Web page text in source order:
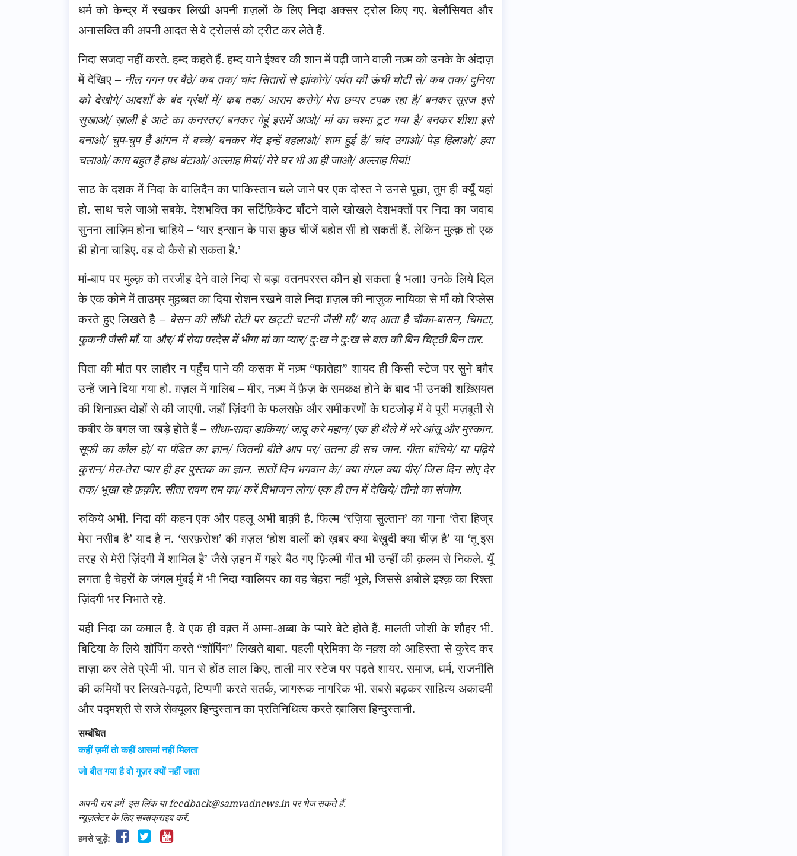
धर्म को केन्द्र में रखकर लिखी अपनी ग़ज़लों के लिए निदा अक्सर ट्रोल किए गए. बेलौसियत और
अनासक्ति की अपनी आदत से वे ट्रोलर्स को ट्रीट कर लेते हैं.
निदा सजदा नहीं करते. हम्द कहते हैं. हम्द याने ईश्वर की शान में पढ़ी जाने वाली नज़्म को उनके के अंदाज़
में देखिए – नील गगन पर बैठे/ कब तक/ चांद सितारों से झांकोगे/ पर्वत की ऊंची चोटी से/ कब तक/ दुनिया
को देखोगे/ आदर्शों के बंद ग्रंथों में/ कब तक/ आराम करोगे/ मेरा छप्पर टपक रहा है/ बनकर सूरज इसे
सुखाओ/ ख़ाली है आटे का कनस्तर/ बनकर गेहूं इसमें आओ/ मां का चश्मा टूट गया है/ बनकर शीशा इसे
बनाओ/ चुप-चुप हैं आंगन में बच्चे/ बनकर गेंद इन्हें बहलाओ/ शाम हुई है/ चांद उगाओ/ पेड़ हिलाओ/ हवा
चलाओ/ काम बहुत है हाथ बंटाओ/ अल्लाह मियां/ मेरे घर भी आ ही जाओ/ अल्लाह मियां!
साठ के दशक में निदा के वालिदैन का पाकिस्तान चले जाने पर एक दोस्त ने उनसे पूछा, तुम ही क्यूँ यहां
हो. साथ चले जाओ सबके. देशभक्ति का सर्टिफ़िकेट बाँटने वाले खोखले देशभक्तों पर निदा का जवाब
सुनना लाज़िम होना चाहिये – ‘यार इन्सान के पास कुछ चीजें बहोत सी हो सकती हैं. लेकिन मुल्क़ तो एक
ही होना चाहिए. वह दो कैसे हो सकता है.’
मां-बाप पर मुल्क़ को तरजीह देने वाले निदा से बड़ा वतनपरस्त कौन हो सकता है भला! उनके लिये दिल
के एक कोने में ताउम्र मुहब्बत का दिया रोशन रखने वाले निदा ग़ज़ल की नाज़ुक नायिका से माँ को रिप्लेस
करते हुए लिखते है – बेसन की सौंधी रोटी पर खट्टी चटनी जैसी माँ/ याद आता है चौका-बासन, चिमटा,
फुकनी जैसी माँ. या और/ मैं रोया परदेस में भीगा मां का प्यार/ दुःख ने दुःख से बात की बिन चिट्ठी बिन तार.
पिता की मौत पर लाहौर न पहुँच पाने की कसक में नज़्म “फातेहा” शायद ही किसी स्टेज पर सुने बग़ैर
उन्हें जाने दिया गया हो. ग़ज़ल में गालिब – मीर, नज़्म में फ़ैज़ के समकक्ष होने के बाद भी उनकी शख़्सियत
की शिनाख़्त दोहों से की जाएगी. जहाँ ज़िंदगी के फलसफ़े और समीकरणों के घटजोड़ में वे पूरी मज़बूती से
कबीर के बगल जा खड़े होते हैं – सीधा-सादा डाकिया/ जादू करे महान/ एक ही थैले में भरे आंसू और मुस्कान.
सूफी का कौल हो/ या पंडित का ज्ञान/ जितनी बीते आप पर/ उतना ही सच जान. गीता बांचिये/ या पढ़िये
कुरान/ मेरा-तेरा प्यार ही हर पुस्तक का ज्ञान. सातों दिन भगवान के/ क्या मंगल क्या पीर/ जिस दिन सोए देर
तक/ भूखा रहे फ़क़ीर. सीता रावण राम का/ करें विभाजन लोग/ एक ही तन में देखिये/ तीनो का संजोग.
रुकिये अभी. निदा की कहन एक और पहलू अभी बाक़ी है. फिल्म ‘रज़िया सुल्तान’ का गाना ‘तेरा हिज्र
मेरा नसीब है’ याद है न. ‘सरफ़रोश’ की ग़ज़ल ‘होश वालों को ख़बर क्या बेख़ुदी क्या चीज़ है’ या ‘तू इस
तरह से मेरी ज़िंदगी में शामिल है’ जैसे ज़हन में गहरे बैठ गए फ़िल्मी गीत भी उन्हीं की क़लम से निकले. यूँ
लगता है चेहरों के जंगल मुंबई में भी निदा ग्वालियर का वह चेहरा नहीं भूले, जिससे अबोले इश्क़ का रिश्ता
ज़िंदगी भर निभाते रहे.
यही निदा का कमाल है. वे एक ही वक़्त में अम्मा-अब्बा के प्यारे बेटे होते हैं. मालती जोशी के शौहर भी.
बिटिया के लिये शॉपिंग करते “शॉपिंग” लिखते बाबा. पहली प्रेमिका के नक़्श को आहिस्ता से कुरेद कर
ताज़ा कर लेते प्रेमी भी. पान से होंठ लाल किए, ताली मार स्टेज पर पढ़ते शायर. समाज, धर्म, राजनीति
की कमियों पर लिखते-पढ़ते, टिप्पणी करते सतर्क, जागरूक नागरिक भी. सबसे बढ़कर साहित्य अकादमी
और पद्मश्री से सजे सेक्यूलर हिन्दुस्तान का प्रतिनिधित्व करते ख़ालिस हिन्दुस्तानी.
सम्बंधित
कहीं ज़मीं तो कहीं आसमां नहीं मिलता
जो बीत गया है वो गुज़र क्यों नहीं जाता
अपनी राय हमें इस लिंकया feedback@samvadnews.in पर भेज सकते हैं.
न्यूज़लेटर के लिए सब्सक्राइब करें.
हमसे जुड़ें: